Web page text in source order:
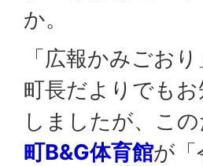
か。
「広報かみごお
町長だよりでも
しましたが、この
町B&G体育館が「